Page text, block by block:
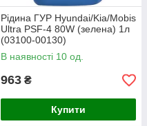
Рідина ГУР Hyundai/Kia/Mobis
Ultra PSF-4 80W (зелена) 1л
(03100-00130)
В наявності 10 од.
963 ₴
Купити